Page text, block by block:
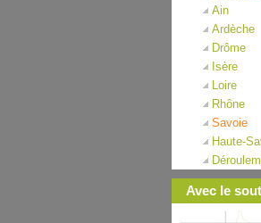
Ain
Ardèche
Drôme
Isère
Loire
Rhône
Savoie
Haute-
Avec le